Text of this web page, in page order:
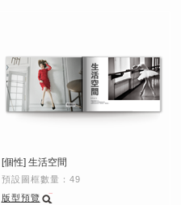
[個性] 生活空間
預設圖框數量：49
版型預覽